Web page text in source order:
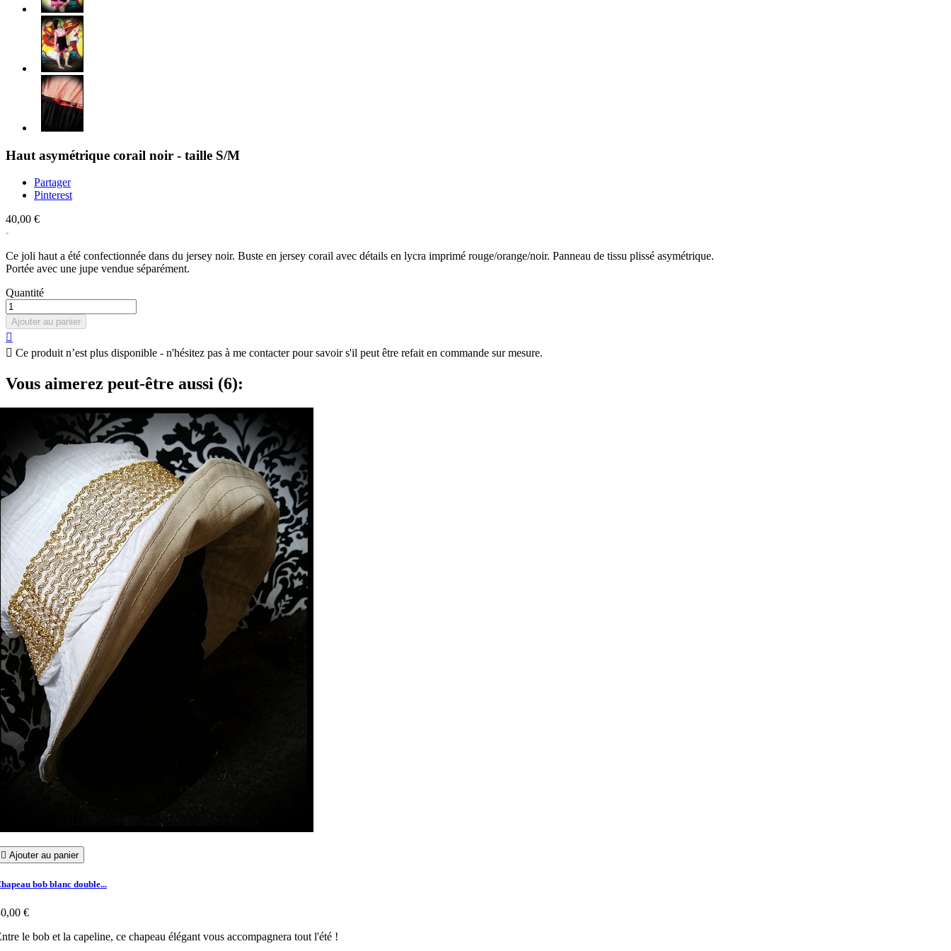
Haut asymétrique corail noir - taille S/M
Partager
Pinterest
40,00 €
Ce joli haut a été confectionnée dans du jersey noir. Buste en jersey corail avec détails en lycra imprimé rouge/orange/noir. Panneau de tissu plissé asymétrique.
Portée avec une jupe vendue séparément.
Quantité
Ajouter au panier

 Ce produit n’est plus disponible - n'hésitez pas à me contacter pour savoir s'il peut être refait en commande sur mesure.
Vous aimerez peut-être aussi (6):
 Ajouter au panier
bob blanc double...
€
le bob et la capeline, ce chapeau élégant vous accompagnera tout l'été !